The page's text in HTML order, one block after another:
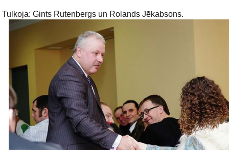
Tulkoja: Gints Rutenbergs un Rolands Jēkabsons.